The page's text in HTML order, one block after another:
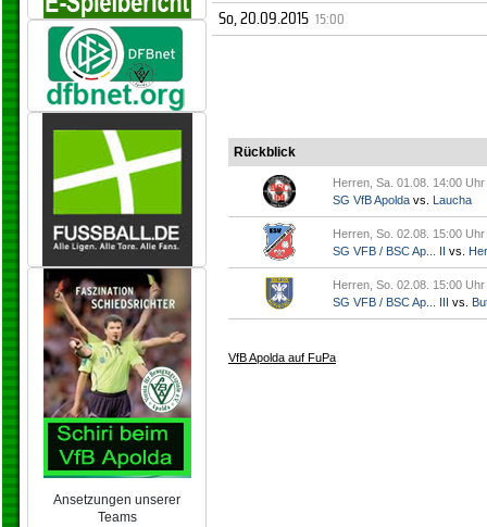
Ansetzungen unserer
Teams
So, 20.09.2015 15:00
Rückblick
Herren, Sa. 01.08. 14:00 Uhr
SG VfB Apolda vs. Laucha
Herren, So. 02.08. 15:00 Uhr
SG VFB / BSC Ap... II vs.
Herren, So. 02.08. 15:00 Uhr
SG VFB / BSC Ap... III vs.
VfB Apolda auf FuPa